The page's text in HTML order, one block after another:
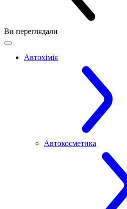
Ви переглядали
Автохімія
Автокосметика